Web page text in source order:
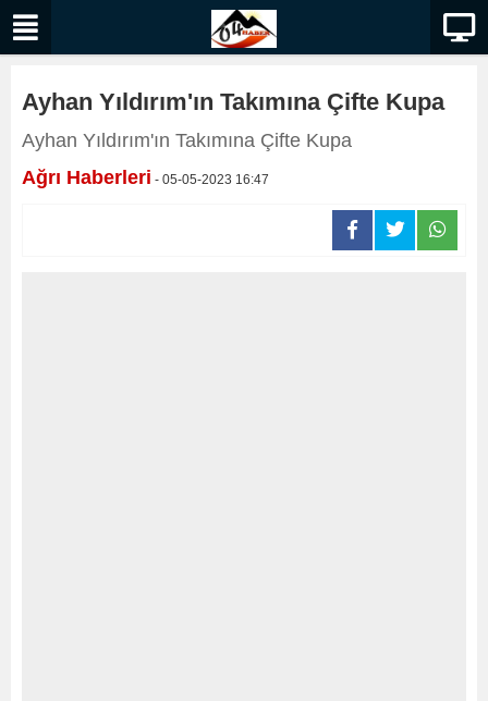
Ayhan Yıldırım'ın Takımına Çifte Kupa
Ayhan Yıldırım'ın Takımına Çifte Kupa
Ağrı Haberleri - 05-05-2023 16:47